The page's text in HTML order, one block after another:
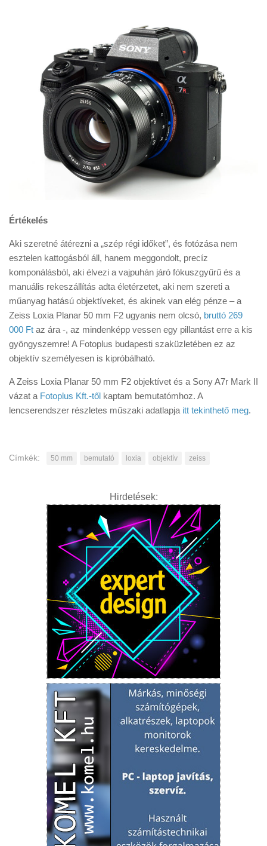
Értékelés
Aki szeretné átérezni a „szép régi időket”, és fotózása nem
esztelen kattogásból áll, hanem meggondolt, precíz
komponálásból, aki élvezi a vajpuhán járó fókuszgyűrű és a
manuális rekeszállítás adta életérzetet, aki nem szereti a
műanyag hatású objektíveket, és akinek van elég pénze – a
Zeiss Loxia Planar 50 mm F2 ugyanis nem olcsó, bruttó 269
000 Ft az ára -, az mindenképp vessen egy pillantást erre a kis
gyöngyszemre! A Fotoplus budapesti szaküzletében ez az
objektív személyesen is kipróbálható.
A Zeiss Loxia Planar 50 mm F2 objektívet és a Sony A7r Mark II
vázat a Fotoplus Kft.-től kaptam bemutatómhoz. A
lencserendszer részletes műszaki adatlapja itt tekinthető meg.
Címkék: 50 mm bemutató loxia objektív zeiss
Hirdetések: